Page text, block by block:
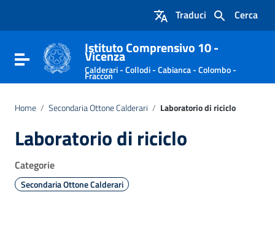
Vai al footer
Cerca
Traduci
Attiva / disattiva la navigazione
Istituto Comprensivo 10 -
Vicenza
Calderari - Collodi - Cabianca - Colombo -
Fraccon
Home / Secondaria Ottone Calderari / Laboratorio di riciclo
Laboratorio di riciclo
Categorie
Secondaria Ottone Calderari